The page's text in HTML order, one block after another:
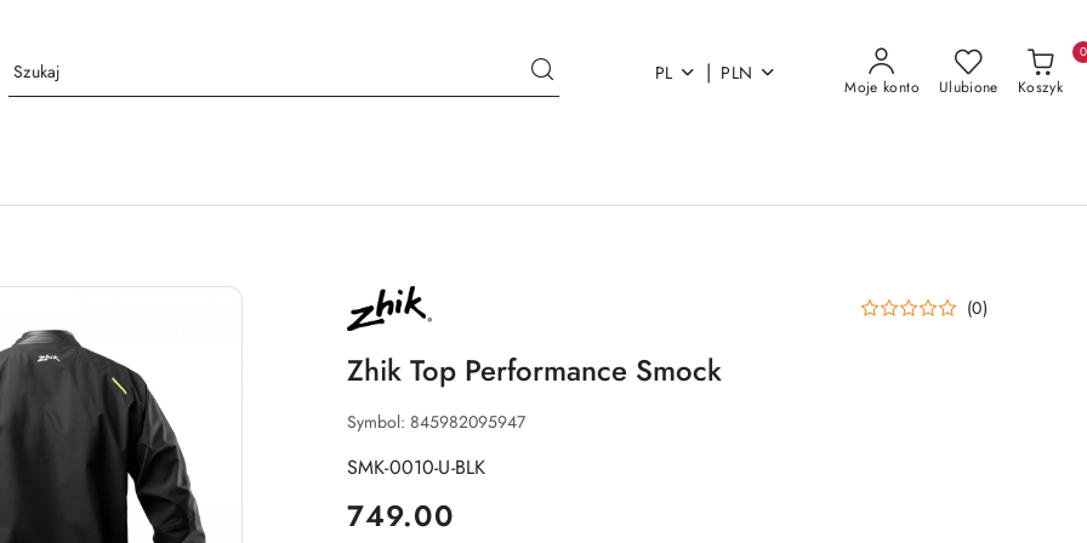
PL | PLN
Moje konto Ulubione Koszyk
0
NAZWA
PRODUCENTA:
ZHIK
(0)
Zhik Top Performance Smock
Symbol: 845982095947
SMK-0010-U-BLK
cena:
749.00